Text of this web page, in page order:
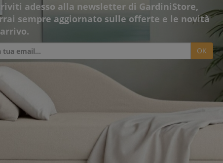
adesso alla newsletter di GardiniStore,
sempre aggiornato sulle offerte e le novità
OK